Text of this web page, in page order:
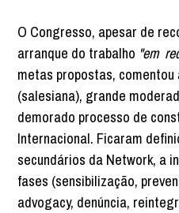
O Congresso, apesar de
arranque do trabalho "em
metas propostas,
(salesiana), grande
demorado processo de
Internacional. Ficaram
secundários da Network, a
fases (sensibilização,
advogacy, denúncia,